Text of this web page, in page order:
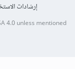
إرشادات
4.0unless mentioned